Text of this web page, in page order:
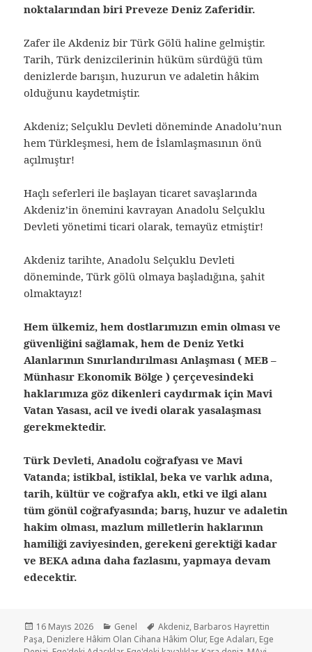
noktalarından biri Preveze Deniz Zaferidir.
Zafer ile Akdeniz bir Türk Gölü haline gelmiştir.
Tarih, Türk denizcilerinin hüküm sürdüğü tüm
denizlerde barışın, huzurun ve adaletin hâkim
olduğunu kaydetmiştir.
Akdeniz; Selçuklu Devleti döneminde Anadolu’nun
hem Türkleşmesi, hem de İslamlaşmasının önü
açılmıştır!
Haçlı seferleri ile başlayan ticaret savaşlarında
Akdeniz’in önemini kavrayan Anadolu Selçuklu
Devleti yönetimi ticari olarak, temayüz etmiştir!
Akdeniz tarihte, Anadolu Selçuklu Devleti
döneminde, Türk gölü olmaya başladığına, şahit
olmaktayız!
Hem ülkemiz, hem dostlarımızın emin olması ve
güvenliğini sağlamak, hem de Deniz Yetki
Alanlarının Sınırlandırılması Anlaşması ( MEB –
Münhasır Ekonomik Bölge ) çerçevesindeki
haklarımıza göz dikenleri caydırmak için Mavi
Vatan Yasası, acil ve ivedi olarak yasalaşması
gerekmektedir.
Türk Devleti, Anadolu coğrafyası ve Mavi
Vatanda; istikbal, istiklal, beka ve varlık adına,
tarih, kültür ve coğrafya aklı, etki ve ilgi alanı
tüm gönül coğrafyasında; barış, huzur ve adaletin
hakim olması, mazlum milletlerin haklarının
hamiliği zaviyesinden, gerekeni gerektiği kadar
ve BEKA adına daha fazlasını, yapmaya devam
edecektir.
16 Mayıs 2026 Genel Akdeniz, Barbaros Hayrettin
Paşa, Denizlere Hâkim Olan Cihana Hâkim Olur, Ege Adaları, Ege